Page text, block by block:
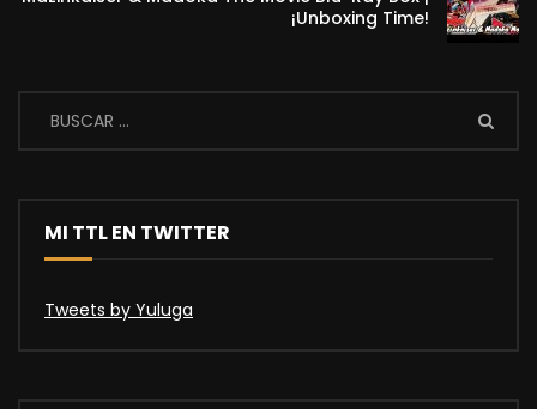
¡Unboxing Time!
MI TTL EN TWITTER
Tweets by Yuluga